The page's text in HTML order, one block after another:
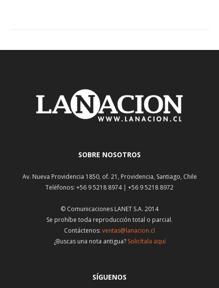
SOBRE NOSOTROS
Av. Nueva Providencia 1850, of. 21, Providencia, Santiago, Chile
Teléfonos: +56 9 5218 8974 | +56 9 5218 8972
© Comunicaciones LANET S.A. 2014
Se prohíbe toda reproducción total o parcial.
Contáctenos: ventas@lanacion.cl
¿Buscas una nota antigua? Solicítala aquí
SÍGUENOS